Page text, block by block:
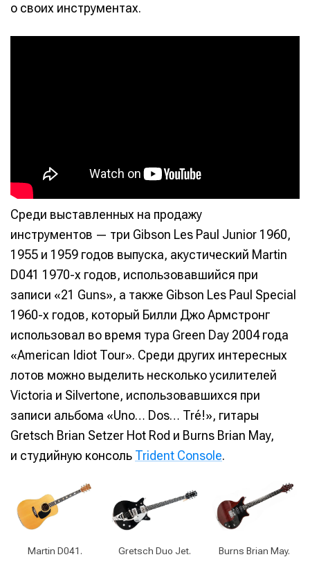
о своих инструментах.
Среди выставленных на продажу
инструментов — три Gibson Les Paul Junior 1960,
1955 и 1959 годов выпуска, акустический Martin
D041 1970-х годов, использовавшийся при
записи «21 Guns», а также Gibson Les Paul Special
1960-х годов, который Билли Джо Армстронг
использовал во время тура Green Day 2004 года
«American Idiot Tour». Среди других интересных
лотов можно выделить несколько усилителей
Victoria и Silvertone, использовавшихся при
записи альбома «Uno… Dos… Tré!», гитары
Gretsch Brian Setzer Hot Rod и Burns Brian May,
и студийную консоль Trident Console.
Martin D041. Gretsch Duo Jet. Burns Brian May.